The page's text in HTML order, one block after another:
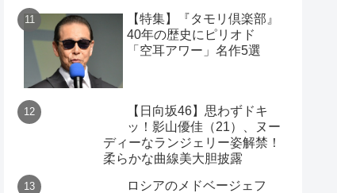
【特集】『タモリ倶楽部』
40年の歴史にピリオド
「空耳アワー」名作5選
【日向坂46】思わずドキ
ッ！影山優佳（21）、ヌー
ディーなランジェリー姿解禁！
柔らかな曲線美大胆披露
ロシアのメドベージェフ